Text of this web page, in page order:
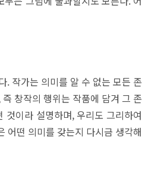
. 작가는 의미를 알 수 없는 모든 존
창작의 행위는 작품에 담겨 그 존
이라 설명하며, 우리도 그리하여
어떤 의미를 갖는지 다시금 생각해